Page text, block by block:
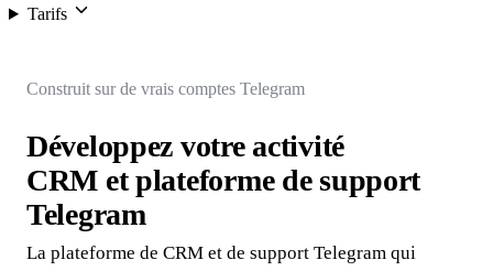
Tarifs
Construit sur de vrais comptes Telegram
Développez votre activité
CRM et plateforme de support
Telegram
La plateforme de CRM et de support Telegram qui